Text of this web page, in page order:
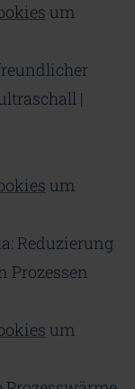
um
|
um
Reduzierung
Prozessen
um